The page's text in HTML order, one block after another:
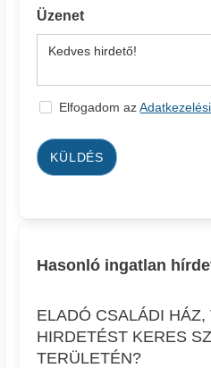
Üzenet
Elfogadom az
KÜLDÉS
Hasonló ingatlan
ELADÓ CSALÁDI
HIRDETÉST KERES
TERÜLETÉN?